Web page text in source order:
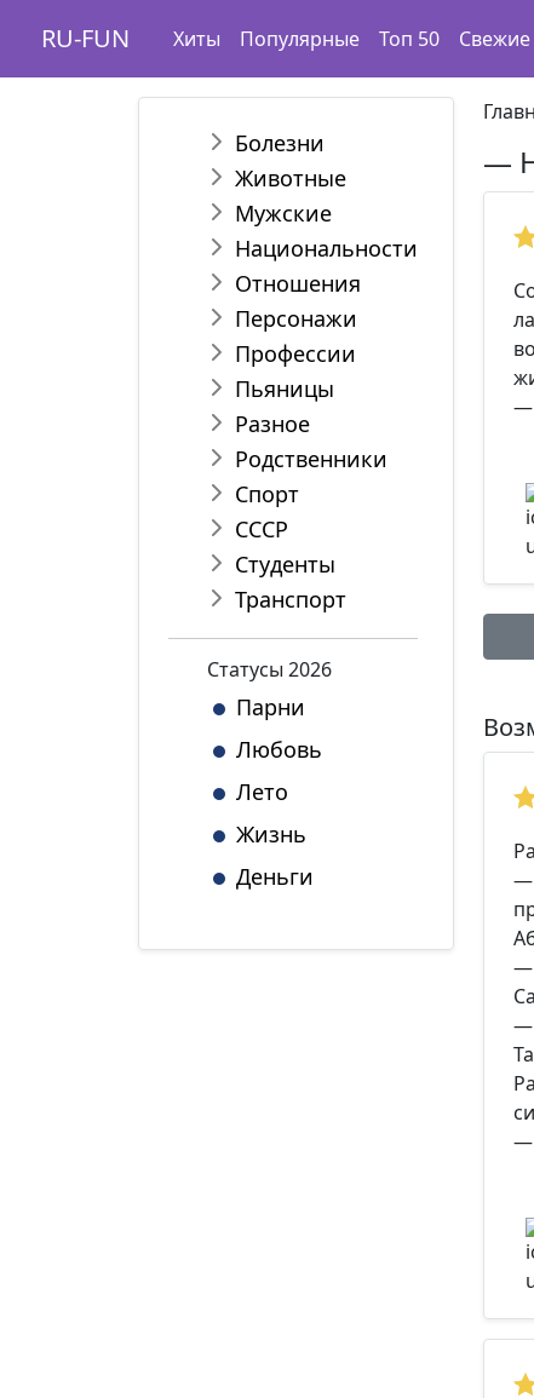
RU-FUN Хиты Популярные Топ 50 Свежие
Болезни
Животные
Мужские
Национальности
Отношения
Персонажи
Профессии
Пьяницы
Разное
Родственники
Спорт
СССР
Студенты
Транспорт
Статуcы 2026
Парни
Любовь
Лето
Жизнь
Деньги
—
—
—
—
—
—